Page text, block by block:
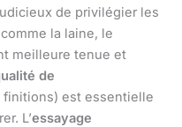
de privilégier les
comme la laine, le
meilleure tenue et
de
finitions) est essentielle
L’essayage